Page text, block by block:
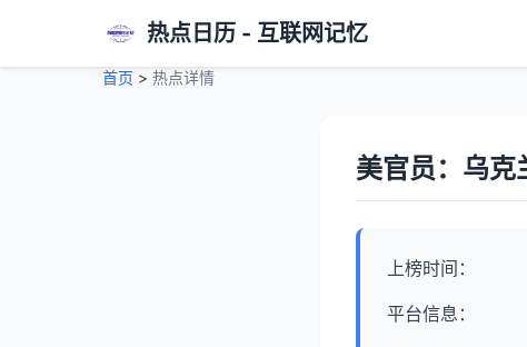
热点日历 - 互联网记忆
首页 > 热点详情
美官员：乌克
上榜时间：
平台信息：